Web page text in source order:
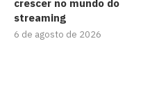
crescer no mundo do
streaming
6 de agosto de 2026